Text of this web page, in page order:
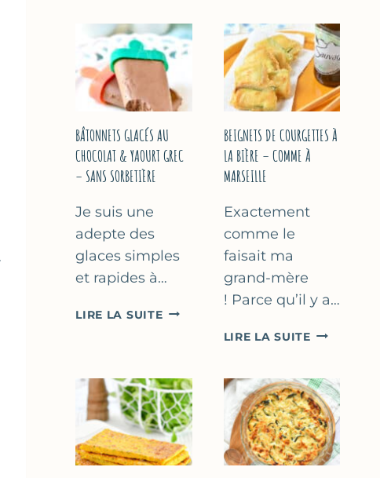
&
FLEUR
D’ORANGER
AU
CITRON
&
BASILIC
BÂTONNETS GLACÉS AU
CHOCOLAT & YAOURT GREC
– SANS SORBETIÈRE
Je suis une
adepte des
glaces simples
et rapides à…
LIRE LA SUITEBÂTONNETS
&
YAOURT
GREC
–
SANS
BEIGNETS DE COURGETTES À
LA BIÈRE – COMME À
MARSEILLE
Exactement
comme le
faisait ma
grand-mère
! Parce qu’il y a…
LIRE LA SUITEBEIGNETS
À
LA
BIÈRE
–
COMME